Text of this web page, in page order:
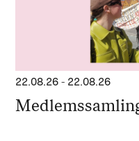
22.08.26 - 22.08.26